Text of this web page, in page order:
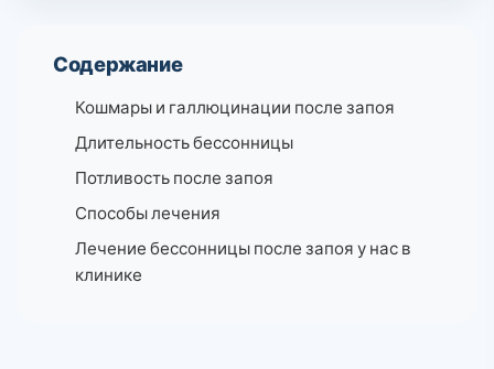
Содержание
Кошмары и галлюцинации после запоя
Длительность бессонницы
Потливость после запоя
Способы лечения
Лечение бессонницы после запоя у нас в
клинике